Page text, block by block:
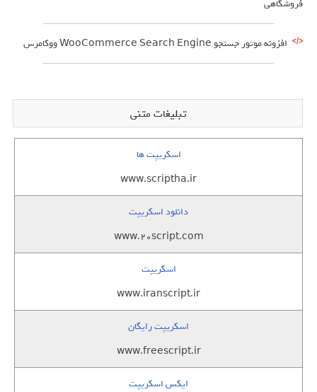
فروشگاهی
افزونه موتور جستجو WooCommerce Search Engine ووکامرس
تبلیغات متنی
اسکریپت ها
www.scriptha.ir
دانلود اسکریپت
www.20script.com
اسکریپت
www.iranscript.ir
اسکریپت رایگان
www.freescript.ir
ایکس اسکریپت